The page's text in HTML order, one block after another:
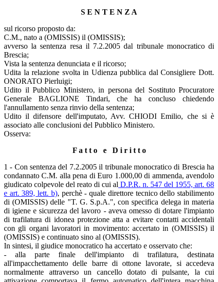
S E N T E N Z A
sul ricorso proposto da:
C.M., nato a (OMISSIS) il (OMISSIS);
avverso la sentenza resa il 7.2.2005 dal tribunale monocratico di
Brescia;
Vista la sentenza denunciata e il ricorso;
Udita la relazione svolta in Udienza pubblica dal Consigliere Dott.
ONORATO Pierluigi;
Udito il Pubblico Ministero, in persona del Sostituto Procuratore
Generale BAGLIONE Tindari, che ha concluso chiedendo
l'annullamento senza rinvio della sentenza;
Udito il difensore dell'imputato, Avv. CHIODI Emilio, che si è
associato alle conclusioni del Pubblico Ministero.
Osserva:
F a t t o e D i r i t t o
1 - Con sentenza del 7.2.2005 il tribunale monocratico di Brescia ha
condannato C.M. alla pena di Euro 1.000,00 di ammenda, avendolo
giudicato colpevole del reato di cui al D.P.R. n. 547 del 1955, art. 68
e art. 389, lett. b), perchè - quale direttore tecnico dello stabilimento
di (OMISSIS) delle "T. G. S.p.A.", con specifica delega in materia
di igiene e sicurezza del lavoro - aveva omesso di dotare l'impianto
di trafilatura di idonea protezione atta a evitare contatti accidentali
con gli organi lavoratori in movimento: accertato in (OMISSIS) il
(OMISSIS) e continuato sino al (OMISSIS).
In sintesi, il giudice monocratico ha accertato e osservato che:
- alla parte finale dell'impianto di trafilatura, destinata
all'impacchettamento delle barre di ottone lavorate, si accedeva
normalmente attraverso un cancello dotato di pulsante, la cui